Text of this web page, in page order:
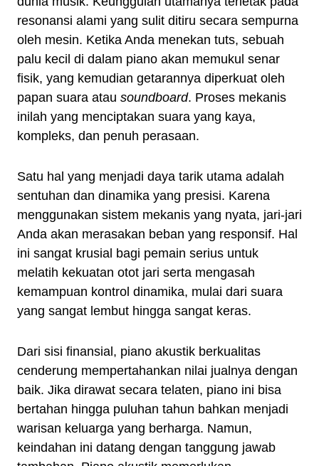
resonansi alami yang sulit ditiru secara sempurna
oleh mesin. Ketika Anda menekan tuts, sebuah
palu kecil di dalam piano akan memukul senar
fisik, yang kemudian getarannya diperkuat oleh
papan suara atau soundboard. Proses mekanis
inilah yang menciptakan suara yang kaya,
kompleks, dan penuh perasaan.
Satu hal yang menjadi daya tarik utama adalah
sentuhan dan dinamika yang presisi. Karena
menggunakan sistem mekanis yang nyata, jari-jari
Anda akan merasakan beban yang responsif. Hal
ini sangat krusial bagi pemain serius untuk
melatih kekuatan otot jari serta mengasah
kemampuan kontrol dinamika, mulai dari suara
yang sangat lembut hingga sangat keras.
Dari sisi finansial, piano akustik berkualitas
cenderung mempertahankan nilai jualnya dengan
baik. Jika dirawat secara telaten, piano ini bisa
bertahan hingga puluhan tahun bahkan menjadi
warisan keluarga yang berharga. Namun,
keindahan ini datang dengan tanggung jawab